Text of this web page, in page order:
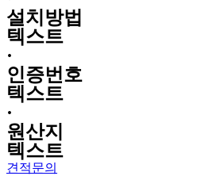
설치방법
텍스트
·
인증번호
텍스트
·
원산지
텍스트
견적문의